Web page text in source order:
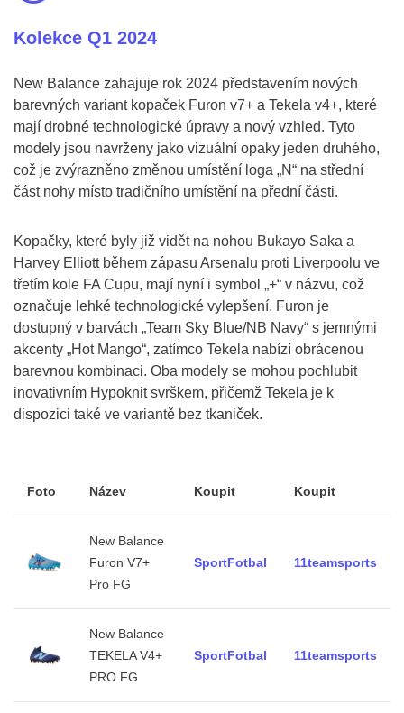
Kolekce Q1 2024
New Balance zahajuje rok 2024 představením nových
barevných variant kopaček Furon v7+ a Tekela v4+, které
mají drobné technologické úpravy a nový vzhled. Tyto
modely jsou navrženy jako vizuální opaky jeden druhého,
což je zvýrazněno změnou umístění loga „N“ na střední
část nohy místo tradičního umístění na přední části.
Kopačky, které byly již vidět na nohou Bukayo Saka a
Harvey Elliott během zápasu Arsenalu proti Liverpoolu ve
třetím kole FA Cupu, mají nyní i symbol „+“ v názvu, což
označuje lehké technologické vylepšení. Furon je
dostupný v barvách „Team Sky Blue/NB Navy“ s jemnými
akcenty „Hot Mango“, zatímco Tekela nabízí obrácenou
barevnou kombinaci. Oba modely se mohou pochlubit
inovativním Hypoknit svrškem, přičemž Tekela je k
dispozici také ve variantě bez tkaniček.
Foto Název Koupit Koupit
New Balance
Furon V7+
Pro FG
SportFotbal 11teamsports
New Balance
TEKELA V4+
PRO FG
SportFotbal 11teamsports